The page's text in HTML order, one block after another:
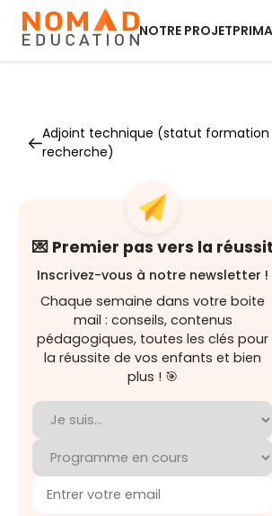
NOTRE PROJET
Adjoint technique (statut formation
recherche)
💌 Premier pas vers la
Inscrivez-vous à notre newsletter !
Chaque semaine dans votre boite
mail : conseils, contenus
pédagogiques, toutes les clés pour
la réussite de vos enfants et bien
plus ! 🎯